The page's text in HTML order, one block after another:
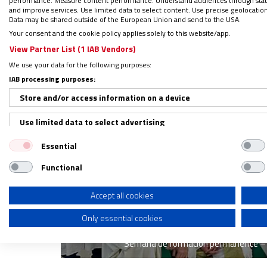
Estos días de formación, oración,
dimensiones fundamentales de la vida
Semana de formación permanente –
and improve services. Use limited data to select content. Use precise
Data may be shared outside of the European Union and send to the USA.
Your consent and the cookie policy applies solely to this website/app.
View Partner List (1 IAB Vendors)
We use your data for the following purposes:
IAB processing purposes:
Store and/or access information on a device
Use limited data to select advertising
Create profiles for personalised advertising
Use profiles to select personalised advertising
Create profiles to personalise content
Use profiles to select personalised content
Measure advertising performance
Essential
Functional
Accept all cookies
Only essential cookies